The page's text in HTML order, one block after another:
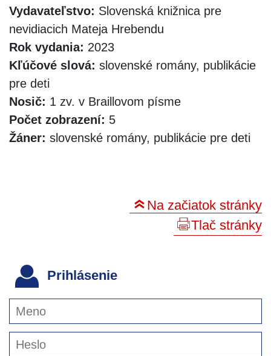
Vydavateľstvo: Slovenská knižnica pre
nevidiacich Mateja Hrebendu
Rok vydania: 2023
Kľúčové slová: slovenské romány, publikácie
pre deti
Nosič: 1 zv. v Braillovom písme
Počet zobrazení: 5
Žáner: slovenské romány, publikácie pre deti
Na začiatok stránky
Tlač stránky
Prihlásenie